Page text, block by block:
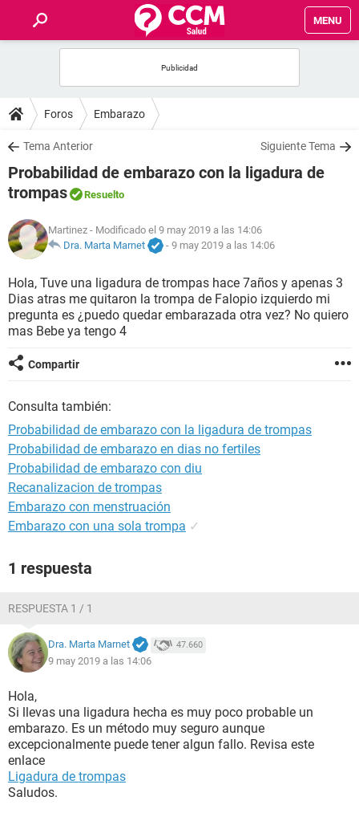
MENU
FOROS
SALUD
FAMILIA
NUTRICIÓN
SEXUALIDAD
Foros Embarazo
Tema Anterior Siguiente Tema
Probabilidad de embarazo con la ligadura de
trompas
Resuelto
Martinez - Modificado el 9 may 2019 a las 14:06
Dra. Marta Marnet
- 9 may 2019 a las 14:06
Hola, Tuve una ligadura de trompas hace 7años y apenas 3
Dias atras me quitaron la trompa de Falopio izquierdo mi
pregunta es ¿puedo quedar embarazada otra vez? No quiero
mas Bebe ya tengo 4
Compartir
Consulta también:
Probabilidad de embarazo con la ligadura de trompas
Probabilidad de embarazo en dias no fertiles
Probabilidad de embarazo con diu
Recanalizacion de trompas
Embarazo con menstruación
Embarazo con una sola trompa ✓
1 respuesta
RESPUESTA 1 / 1
Dra. Marta Marnet 47.660
9 may 2019 a las 14:06
Hola,
Si llevas una ligadura hecha es muy poco probable un
embarazo. Es un método muy seguro aunque
excepcionalmente puede tener algun fallo. Revisa este
enlace
Ligadura de trompas
Saludos.